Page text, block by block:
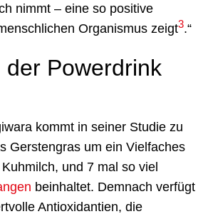
nimmt – eine so positive
Organismus zeigt3.“
der Powerdrink
kommt in seiner Studie zu
Gerstengras um ein Vielfaches
und 7 mal so viel
beinhaltet. Demnach verfügt
Antioxidantien, die